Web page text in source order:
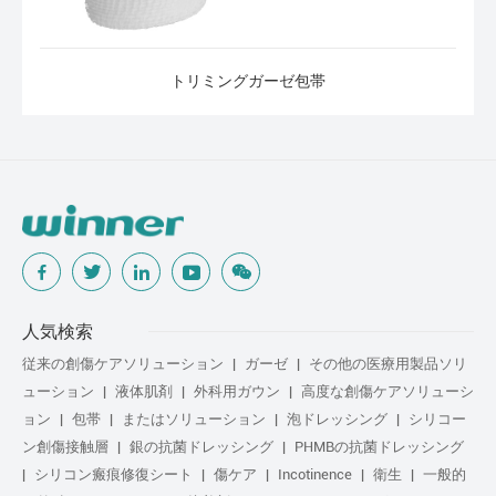
トリミングガーゼ包帯
人気検索
従来の創傷ケアソリューション ガーゼ
その他の医療用製品ソリ
ューション
液体肌剤 外科用ガウン
高度な創傷ケアソリューシ
ョン
包帯 またはソリューション 泡ドレッシング
シリコー
ン創傷接触層
銀の抗菌ドレッシング
PHMBの抗菌ドレッシング
シリコン瘢痕修復シート
傷ケア Incotinence 衛生
一般的